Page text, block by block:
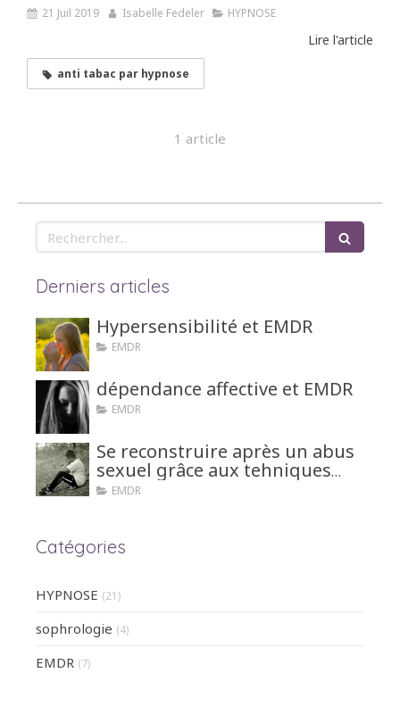
21 Juil 2019 Isabelle Fedeler HYPNOSE
Lire l'article
anti tabac par hypnose
1 article
Rechercher
Derniers articles
Hypersensibilité et EMDR
EMDR
dépendance affective et EMDR
EMDR
Se reconstruire après un abus
sexuel grâce aux tehniques
d'hypnose ou EMDR
EMDR
Catégories
HYPNOSE (21)
sophrologie (4)
EMDR (7)